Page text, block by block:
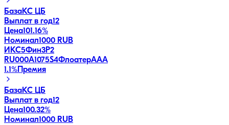
БазаКС ЦБ
Выплат в год12
Цена101.16%
Номинал1000 RUB
ИКС5Фин3P2
RU000A1075S4ФлоатерAAA
1.1% Премия
БазаКС ЦБ
Выплат в год12
Цена100.32%
Номинал1000 RUB